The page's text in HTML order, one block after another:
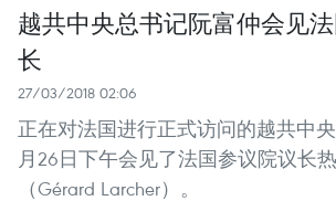
越共中央总书记阮富仲会见
长
27/03/2018 02:06
正在对法国进行正式访问的越共中
月26日下午会见了法国参议院议长
（Gérard Larcher）。